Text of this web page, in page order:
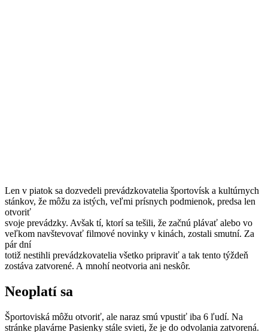
Len v piatok sa dozvedeli prevádzkovatelia športovísk a kultúrnych
stánkov, že môžu za istých, veľmi prísnych podmienok, predsa len
otvoriť
svoje prevádzky. Avšak tí, ktorí sa tešili, že začnú plávať alebo vo
veľkom navštevovať filmové novinky v kinách, zostali smutní. Za
pár dní
totiž nestihli prevádzkovatelia všetko pripraviť a tak tento týždeň
zostáva zatvorené. A mnohí neotvoria ani neskôr.
Neoplatí sa
Športoviská môžu otvoriť, ale naraz smú vpustiť iba 6 ľudí. Na
stránke plavárne Pasienky stále svieti, že je do odvolania zatvorená.